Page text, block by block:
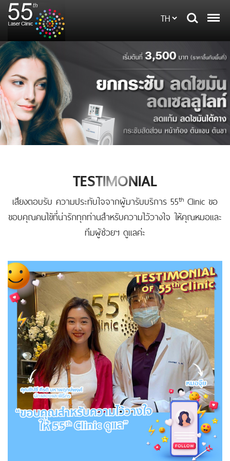
TESTIMONIAL
เสียงตอบรับ ความประทับใจจากผู้มารับบริการ 55th Clinic ขอ
ขอบคุณคนไข้ที่น่ารักทุกท่านสำหรับความไว้วางใจ ให้คุณหมอและ
ทีมผู้ช่วยฯ ดูแลค่ะ